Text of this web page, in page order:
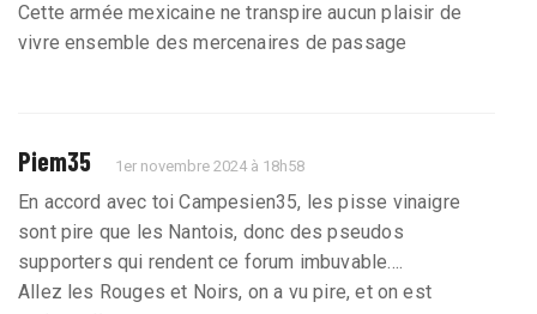
Cette armée mexicaine ne transpire aucun plaisir de
vivre ensemble des mercenaires de passage
Piem35 1er novembre 2024 à 18h58
En accord avec toi Campesien35, les pisse vinaigre
sont pire que les Nantois, donc des pseudos
supporters qui rendent ce forum imbuvable....
Allez les Rouges et Noirs, on a vu pire, et on est